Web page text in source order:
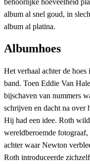
behoorlijke hoeveelheid
album al snel goud, in
album al platina.
Albumhoes
Het verhaal achter de
band. Toen Eddie Van
bijschaven van nummers
schrijven en dacht na over
Hij had een idee. Roth
wereldberoemde
achter waar Newton
Roth introduceerde